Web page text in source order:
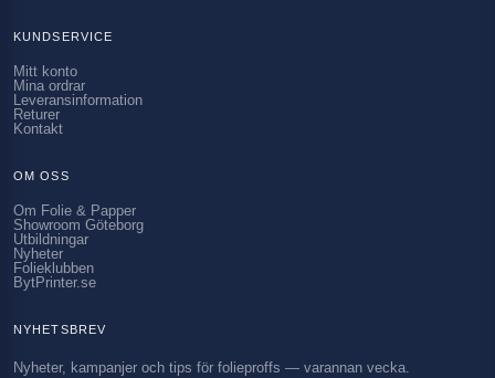
KUNDSERVICE
Mitt konto
Mina ordrar
Leveransinformation
Returer
Kontakt
OM OSS
Om Folie & Papper
Showroom Göteborg
Utbildningar
Nyheter
Folieklubben
BytPrinter.se
NYHETSBREV
Nyheter, kampanjer och tips för folieproffs — varannan vecka.